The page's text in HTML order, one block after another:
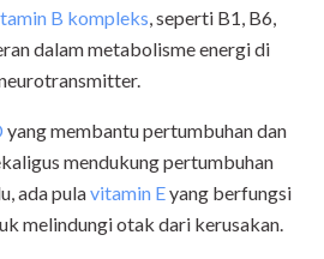
B kompleks, seperti B1, B6,
dalam metabolisme energi di
yang membantu pertumbuhan dan
mendukung pertumbuhan
ada pulavitamin Eyang berfungsi
melindungi otak dari kerusakan.